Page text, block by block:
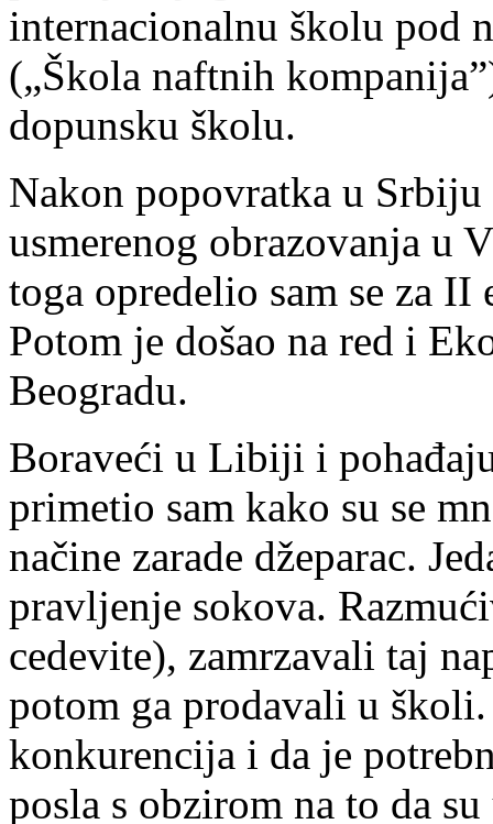
internacionalnu školu pod
(„Škola naftnih
dopunsku školu.
Nakon popovratka u
usmerenog obrazovanja u
toga opredelio sam se za
Potom je došao na red i
Beogradu.
Boraveći u Libiji i
primetio sam kako su se
načine zarade džeparac.
pravljenje sokova.
cedevite), zamrzavali taj
potom ga prodavali u školi.
konkurencija i da je
posla s obzirom na to da